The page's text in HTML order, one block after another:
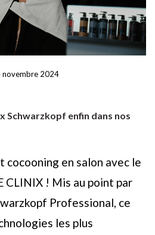
novembre 2024
Schwarzkopf enfin dans nos
cocooning en salon avec le
CLINIX ! Mis au point par
Professional, ce
les plus